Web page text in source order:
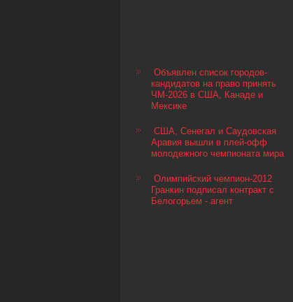
Объявлен список городов-
кандидатов на право принять
ЧМ-2026 в США, Канаде и
Мексике
США, Сенегал и Саудовская
Аравия вышли в плей-офф
молодежного чемпионата мира
Олимпийский чемпион-2012
Гранкин подписал контракт с
Белогорьем - агент